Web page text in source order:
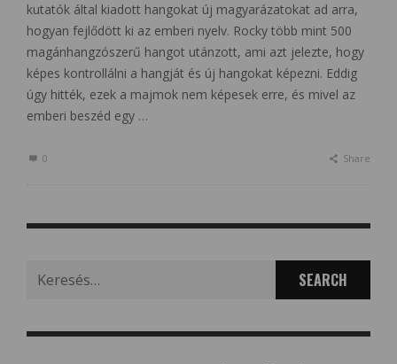
kutatók által kiadott hangokat új magyarázatokat ad arra,
hogyan fejlődött ki az emberi nyelv. Rocky több mint 500
magánhangzószerű hangot utánzott, ami azt jelezte, hogy
képes kontrollálni a hangját és új hangokat képezni. Eddig
úgy hitték, ezek a majmok nem képesek erre, és mivel az
emberi beszéd egy …
0 Share